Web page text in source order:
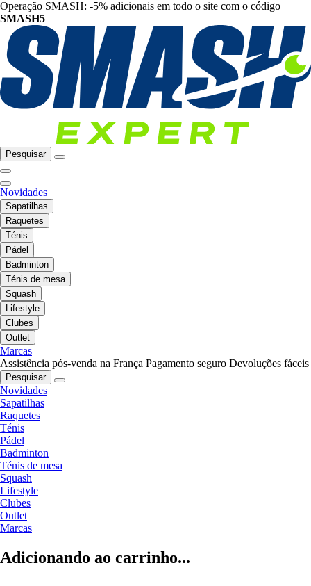
Operação SMASH: -5% adicionais em todo o site com o código
SMASH5
Pesquisar
Novidades
Sapatilhas
Raquetes
Ténis
Pádel
Badminton
Ténis de mesa
Squash
Lifestyle
Clubes
Outlet
Marcas
Assistência pós-venda na França Pagamento seguro Devoluções fáceis
Pesquisar
Novidades
Sapatilhas
Raquetes
Ténis
Pádel
Badminton
Ténis de mesa
Squash
Lifestyle
Clubes
Outlet
Marcas
Adicionando ao carrinho...